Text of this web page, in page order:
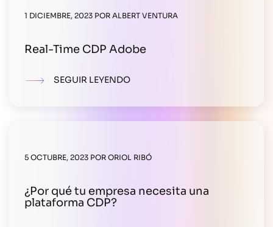
1 DICIEMBRE, 2023 POR ALBERT VENTURA
Real-Time CDP Adobe
SEGUIR LEYENDO
5 OCTUBRE, 2023 POR ORIOL RIBÓ
¿Por qué tu empresa necesita una
plataforma CDP?